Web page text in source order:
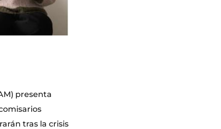
presenta
tras la crisis